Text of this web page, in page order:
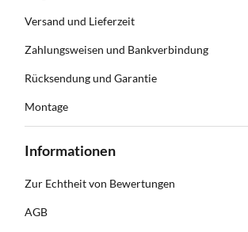
Versand und Lieferzeit
Zahlungsweisen und Bankverbindung
Rücksendung und Garantie
Montage
Informationen
Zur Echtheit von Bewertungen
AGB